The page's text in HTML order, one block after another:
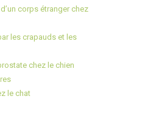
corps étranger chez
les crapauds et les
chez le chien
le chat